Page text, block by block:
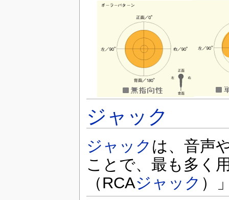
ジャック
ジャック は、音声
ことで、最も多く
（RCAジャック ）